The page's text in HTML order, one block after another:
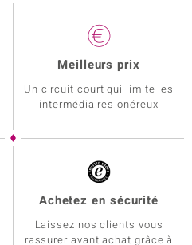
Meilleurs prix
Un circuit court qui limite les
intermédiaires onéreux
Achetez en sécurité
Laissez nos clients vous
rassurer avant achat grâce à